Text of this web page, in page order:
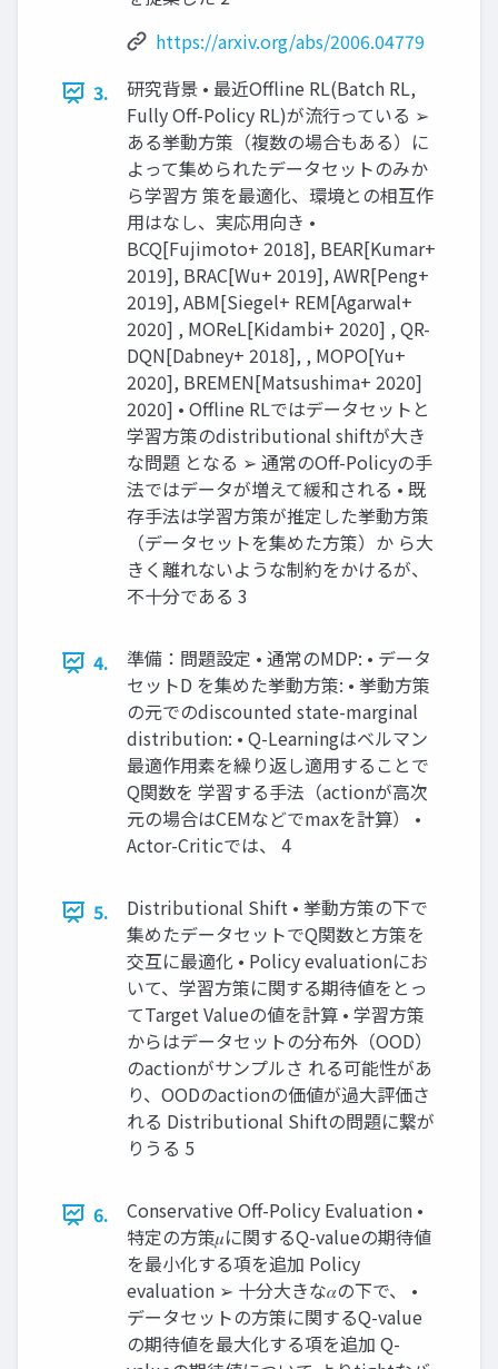
https://arxiv.org/abs/2006.04779
3.
研究背景 • 最近Offline RL(Batch RL,
Fully Off-Policy RL)が流行っている ➢
ある挙動方策（複数の場合もある）に
よって集められたデータセットのみか
ら学習方 策を最適化、環境との相互作
用はなし、実応用向き •
BCQ[Fujimoto+ 2018], BEAR[Kumar+
2019], BRAC[Wu+ 2019], AWR[Peng+
2019], ABM[Siegel+ REM[Agarwal+
2020] , MOReL[Kidambi+ 2020] , QR-
DQN[Dabney+ 2018], , MOPO[Yu+
2020], BREMEN[Matsushima+ 2020]
2020] • Offline RLではデータセットと
学習方策のdistributional shiftが大き
な問題 となる ➢ 通常のOff-Policyの手
法ではデータが増えて緩和される • 既
存手法は学習方策が推定した挙動方策
（データセットを集めた方策）か ら大
きく離れないような制約をかけるが、
不十分である 3
4.
準備：問題設定 • 通常のMDP: • データ
セットD を集めた挙動方策: • 挙動方策
の元でのdiscounted state-marginal
distribution: • Q-Learningはベルマン
最適作用素を繰り返し適用することで
Q関数を 学習する手法（actionが高次
元の場合はCEMなどでmaxを計算） •
Actor-Criticでは、 4
5.
Distributional Shift • 挙動方策の下で
集めたデータセットでQ関数と方策を
交互に最適化 • Policy evaluationにお
いて、学習方策に関する期待値をとっ
てTarget Valueの値を計算 • 学習方策
からはデータセットの分布外（OOD）
のactionがサンプルさ れる可能性があ
り、OODのactionの価値が過大評価さ
れる Distributional Shiftの問題に繋が
りうる 5
6.
Conservative Off-Policy Evaluation •
特定の方策𝜇に関するQ-valueの期待値
を最小化する項を追加 Policy
evaluation ➢ 十分大きな𝛼の下で、 •
データセットの方策に関するQ-value
の期待値を最大化する項を追加 Q-